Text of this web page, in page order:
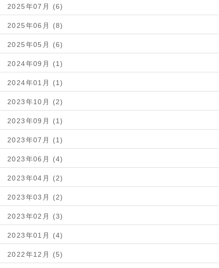
2025年07月 (6)
2025年06月 (8)
2025年05月 (6)
2024年09月 (1)
2024年01月 (1)
2023年10月 (2)
2023年09月 (1)
2023年07月 (1)
2023年06月 (4)
2023年04月 (2)
2023年03月 (2)
2023年02月 (3)
2023年01月 (4)
2022年12月 (5)